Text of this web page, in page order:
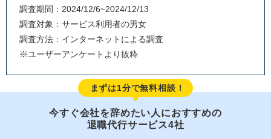
調査期間：2024/12/6~2024/12/13
調査対象：サービス利用者の男女
調査方法：インターネットによる調査
※ユーザーアンケートより抜粋
まずは1分で無料相談！
今すぐ会社を辞めたい人におすすめの
退職代行サービス4社